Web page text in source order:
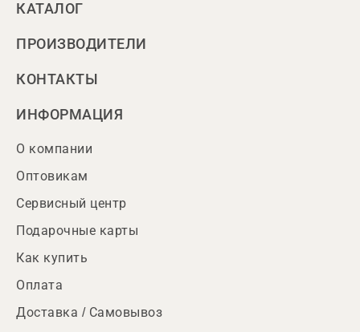
КАТАЛОГ
ПРОИЗВОДИТЕЛИ
КОНТАКТЫ
ИНФОРМАЦИЯ
О компании
Оптовикам
Сервисный центр
Подарочные карты
Как купить
Оплата
Доставка / Самовывоз